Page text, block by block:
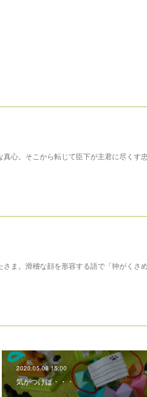
心。そこから転じて臣下が主君に尽くす
ま。滑稽な顔を形容する語で「狆がくさ
2020.05.08 15:00
気がつけば・・・